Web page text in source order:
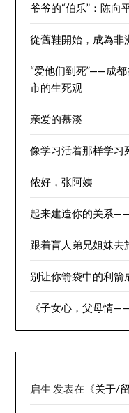
爷爷的“伯乐”：陈向
從舊鞋開始，成為非
“爱他们到死”——成
市的生死观
亲爱的慕溪
像学习活着那样学习
侬好，张阿姨
起来建造你的关系
跟着盲人弟兄姐妹去
别让你箭袋中的利箭
《子女心，父母情
启生 发表在《关于/